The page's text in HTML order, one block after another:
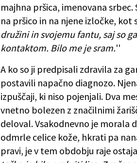
majhna pršica, imenovana
na pršico in na njene izločke, kot
družini in svojemu fantu, saj so
kontaktom. Bilo me je sram.''
A ko so ji predpisali zdravila za
postavili napačno diagnozo.
izpuščaji, ki niso pojenjali. Dva
vnetno bolezen z značilnimi
deloval. Vsakodnevno je morala
odmrle celice kože, hkrati pa
pravi, je v tem obdobju raje